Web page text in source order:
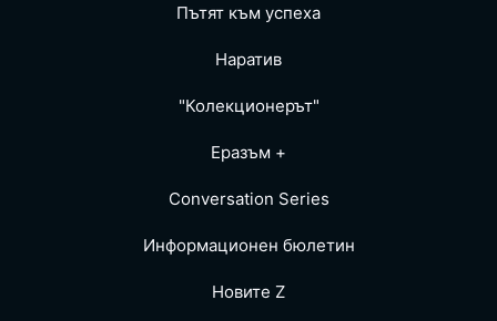
Пътят към успеха
Наратив
"Колекционерът"
Еразъм +
Conversation Series
Информационен бюлетин
Новите Z